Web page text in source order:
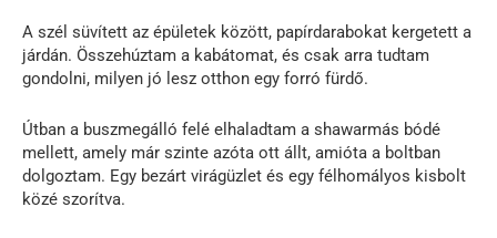
A szél süvített az épületek között, papírdarabokat kergetett a
járdán. Összehúztam a kabátomat, és csak arra tudtam
gondolni, milyen jó lesz otthon egy forró fürdő.
Útban a buszmegálló felé elhaladtam a shawarmás bódé
mellett, amely már szinte azóta ott állt, amióta a boltban
dolgoztam. Egy bezárt virágüzlet és egy félhomályos kisbolt
közé szorítva.